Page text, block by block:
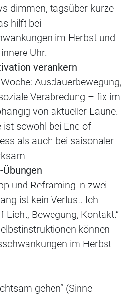
dimmen, tagsüber kurze
hilft bei
im Herbst und
Uhr.
verankern
Ausdauerbewegung,
Verabredung – fix im
von aktueller Laune.
ist sowohl bei End of
als auch bei saisonaler
und Reframing in zwei
ist kein Verlust. Ich
Licht, Bewegung, Kontakt.“
können
im Herbst
gehen“ (Sinne